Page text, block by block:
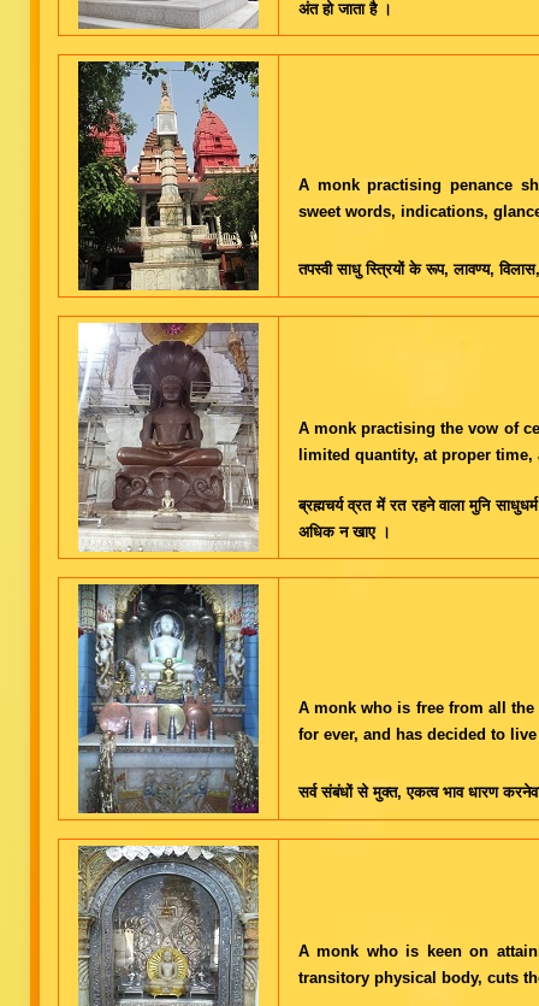
अंत हो जाता है ।
A monk practising penance
sweet words, indications,
तपस्वी साधु स्त्रियों के रूप, लावण्य,
A monk practising the vow of
limited quantity, at proper
ब्रह्मचर्य व्रत में रत रहने वाला मुनि
अधिक न खाए ।
A monk who is free from all
for ever, and has decided to
सर्व संबंधों से मुक्त, एकत्व भाव धारण
A monk who is keen on
transitory physical body, cuts